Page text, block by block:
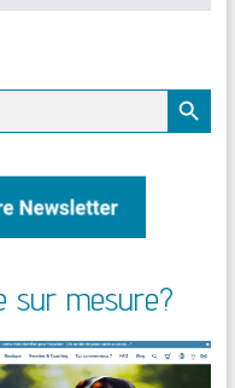
Search Button
sur mesure?